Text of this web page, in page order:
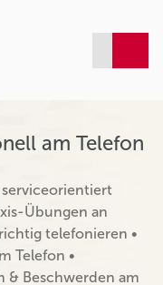
am Telefon
Übungen an
telefonieren •
Telefon •
& Beschwerden am